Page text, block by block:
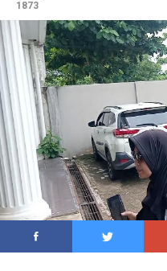
1873